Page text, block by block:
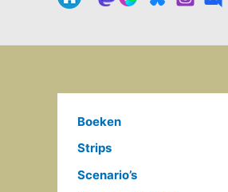
Boeken
Strips
Scenario’s